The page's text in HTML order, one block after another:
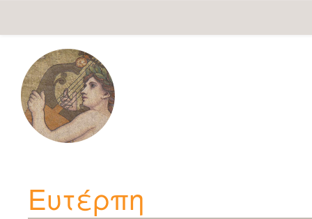
navigation
Ευτέρπη